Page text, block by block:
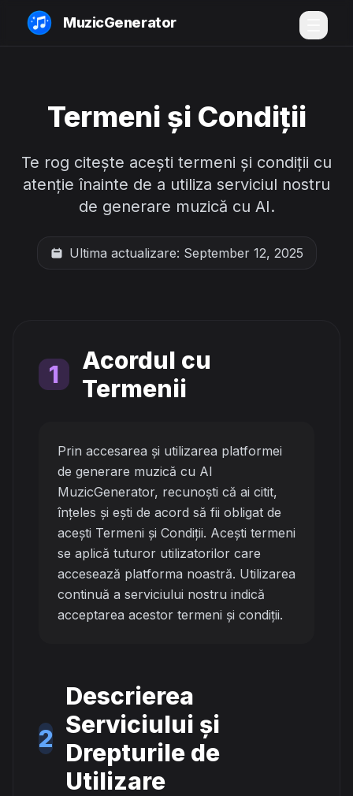
MuzicGenerator
Termeni și Condiții
Te rog citește acești termeni și condiții cu
atenție înainte de a utiliza serviciul nostru
de generare muzică cu AI.
Ultima actualizare: September 12, 2025
1
Acordul cu
Termenii
Prin accesarea și utilizarea platformei
de generare muzică cu AI
MuzicGenerator, recunoști că ai citit,
înțeles și ești de acord să fii obligat de
acești Termeni și Condiții. Acești termeni
se aplică tuturor utilizatorilor care
accesează platforma noastră. Utilizarea
continuă a serviciului nostru indică
acceptarea acestor termeni și condiții.
2
Descrierea
Serviciului și
Drepturile de
Utilizare